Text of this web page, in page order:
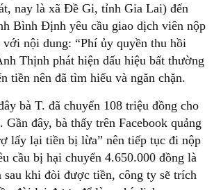
nay là xã Đề Gi, tỉnh Gia Lai) đến
Bình Định yêu cầu giao dịch viên nộp
nội dung: “Phí ủy quyền thu hồi
Thịnh phát hiện dấu hiệu bất thường
tiền nên đã tìm hiểu và ngăn chặn.
bà T. đã chuyển 108 triệu đồng cho
đây, bà thấy trên Facebook quảng
lấy lại tiền bị lừa” nên tiếp tục đi nộp
cầu bị hại chuyển 4.650.000 đồng là
sau khi đòi được tiền, công ty sẽ trích